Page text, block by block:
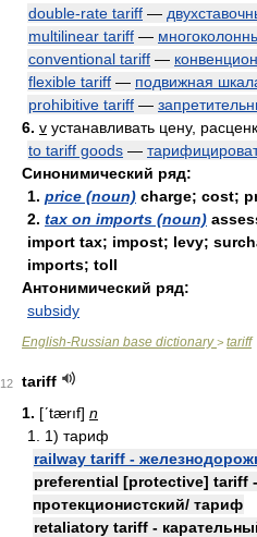
double-rate tariff —
multilinear tariff —
conventional tariff —
flexible tariff — подвижная
prohibitive tariff —
6. v устанавливать цену,
to tariff goods —
Синонимический ряд:
1. price (noun) charge; cost;
2. tax on imports (noun)
import tax; impost; levy;
imports; toll
Антонимический ряд:
subsidy
English-Russian base dictionary> tariff
12
tariff
1. [ʹtærıf] n
1. 1) тариф
railway tariff -
preferential [protective] tariff
протекционистский/ тариф
retaliatory tariff -